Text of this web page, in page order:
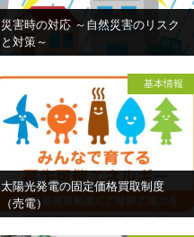
災害時の対応 ～自然災害のリスク
と対策～
基本情報
太陽光発電の固定価格買取制度
（売電）